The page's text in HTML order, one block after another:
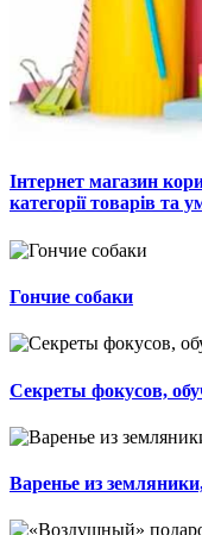
Інтернет магазин
категорії товарів та
Гончие собаки
Секреты фокусов,
Варенье из